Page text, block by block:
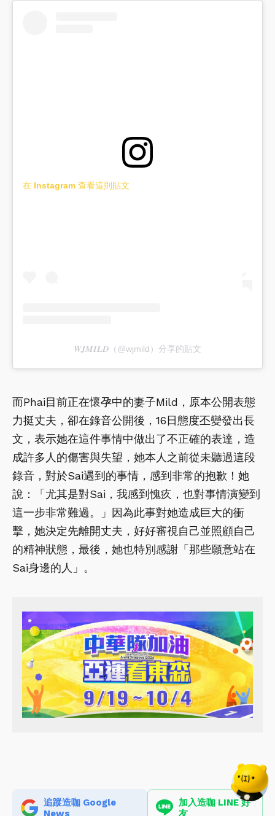
在 Instagram 查看這則貼文
𝑾𝑱𝑴𝑰𝑳𝑫（@wjmild）分享的貼文
而Phai目前正在懷孕中的妻子Mild，原本公開表態
力挺丈夫，卻在錄音公開後，16日態度丕變發出長
文，表示她在這件事情中做出了不正確的表達，造
成許多人的傷害與失望，她本人之前從未聽過這段
錄音，對於Sai遇到的事情，感到非常的抱歉！她
說：「尤其是對Sai，我感到愧疚，也對事情演變到
這一步非常難過。」因為此事對她造成巨大的衝
擊，她決定先離開丈夫，好好審視自己並照顧自己
的精神狀態，最後，她也特別感謝「那些願意站在
Sai身邊的人」。
追蹤造咖 Google
News
加入造咖 LINE 好
友